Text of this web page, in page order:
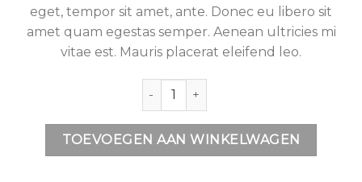
eget, tempor sit amet, ante. Donec eu libero sit
amet quam egestas semper. Aenean ultricies mi
vitae est. Mauris placerat eleifend leo.
Aantal
TOEVOEGEN AAN WINKELWAGEN